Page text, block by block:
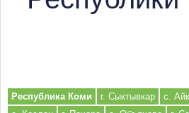
Республика Коми г. Сыктывкар с.